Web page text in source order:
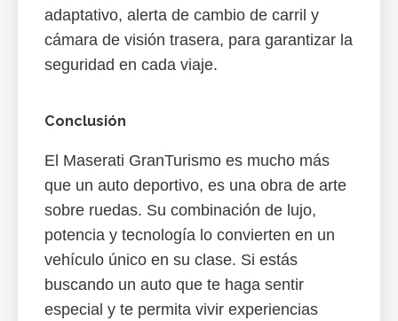
adaptativo, alerta de cambio de carril y
cámara de visión trasera, para garantizar la
seguridad en cada viaje.
Conclusión
El Maserati GranTurismo es mucho más
que un auto deportivo, es una obra de arte
sobre ruedas. Su combinación de lujo,
potencia y tecnología lo convierten en un
vehículo único en su clase. Si estás
buscando un auto que te haga sentir
especial y te permita vivir experiencias